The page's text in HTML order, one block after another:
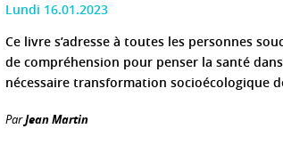
Lundi 16.01.2023
Ce livre s’adresse à toutes les personnes
de compréhension pour penser la santé
nécessaire transformation socioécologique
ParJean Martin